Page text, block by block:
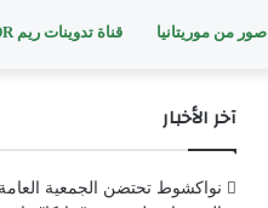
صور من موريتانيا قناة تدوينات ريم TDR
آخر الأخبار
نواكشوط تحتضن الجمعية